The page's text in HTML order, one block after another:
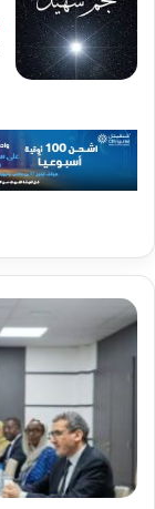
مجلس
الاحتراز
والتسوية
المركزي
استقرار
القطاع